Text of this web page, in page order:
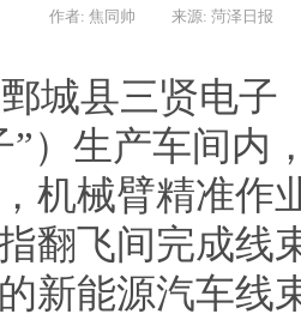
作者: 焦同帅 来源: 菏泽日报
城县三贤电子
”）生产车间内
机械臂精准作
翻飞间完成线
新能源汽车线